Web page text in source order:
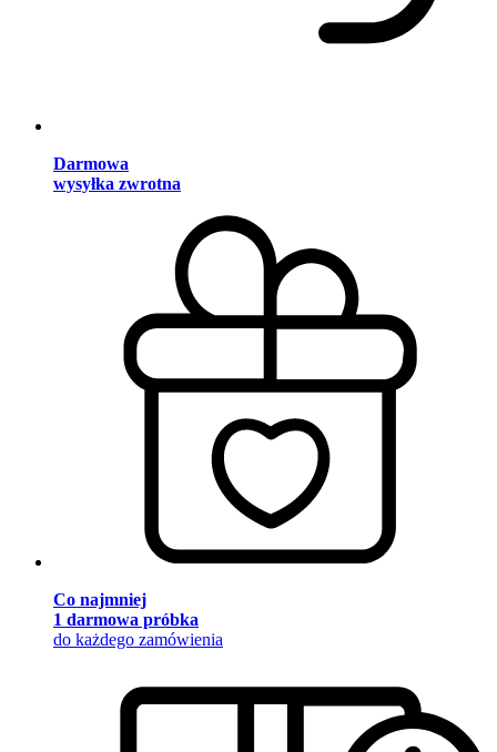
Darmowa
wysyłka zwrotna
Co najmniej
1 darmowa próbka
do każdego zamówienia